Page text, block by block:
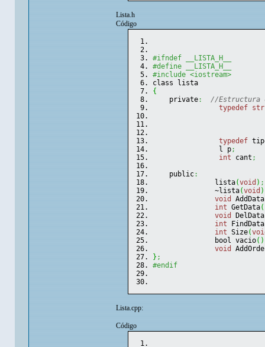
Lista.h
Código
#ifndef __LISTA_H__
#define __LISTA_H__
#include <iostream>
class lista
{
private:
//
typedef
typedef
l p;
int cant ;
public:
lista(void ) ;
~lista(void )
void
AddData
int GetData(
void
DelData
int FindData
int Size(
bool vacio( )
void
} ;
#endif
Lista.cpp:
Código